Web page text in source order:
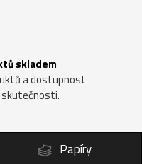
skladem
a dostupnost
skutečnosti.
Papíry